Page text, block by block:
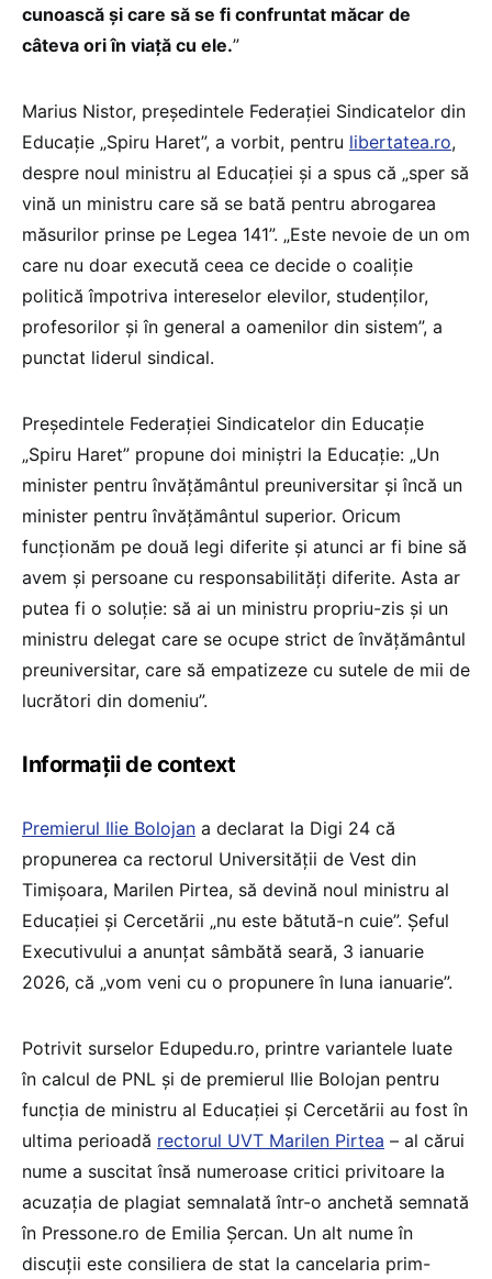
cunoască și care să se fi confruntat măcar de
câteva ori în viață cu ele.”
Marius Nistor, președintele Federației Sindicatelor din
Educație „Spiru Haret”, a vorbit, pentru libertatea.ro,
despre noul ministru al Educației și a spus că „sper să
vină un ministru care să se bată pentru abrogarea
măsurilor prinse pe Legea 141”. „Este nevoie de un om
care nu doar execută ceea ce decide o coaliție
politică împotriva intereselor elevilor, studenților,
profesorilor și în general a oamenilor din sistem”, a
punctat liderul sindical.
Președintele Federației Sindicatelor din Educație
„Spiru Haret” propune doi miniștri la Educație: „Un
minister pentru învățământul preuniversitar și încă un
minister pentru învățământul superior. Oricum
funcționăm pe două legi diferite și atunci ar fi bine să
avem și persoane cu responsabilități diferite. Asta ar
putea fi o soluție: să ai un ministru propriu-zis și un
ministru delegat care se ocupe strict de învățământul
preuniversitar, care să empatizeze cu sutele de mii de
lucrători din domeniu”.
Informații de context
Premierul Ilie Bolojan a declarat la Digi 24 că
propunerea ca rectorul Universității de Vest din
Timișoara, Marilen Pirtea, să devină noul ministru al
Educației și Cercetării „nu este bătută-n cuie”. Șeful
Executivului a anunțat sâmbătă seară, 3 ianuarie
2026, că „vom veni cu o propunere în luna ianuarie”.
Potrivit surselor Edupedu.ro, printre variantele luate
în calcul de PNL și de premierul Ilie Bolojan pentru
funcția de ministru al Educației și Cercetării au fost în
ultima perioadă rectorul UVT Marilen Pirtea – al cărui
nume a suscitat însă numeroase critici privitoare la
acuzația de plagiat semnalată într-o anchetă semnată
în Pressone.ro de Emilia Șercan. Un alt nume în
discuții este consiliera de stat la cancelaria prim-